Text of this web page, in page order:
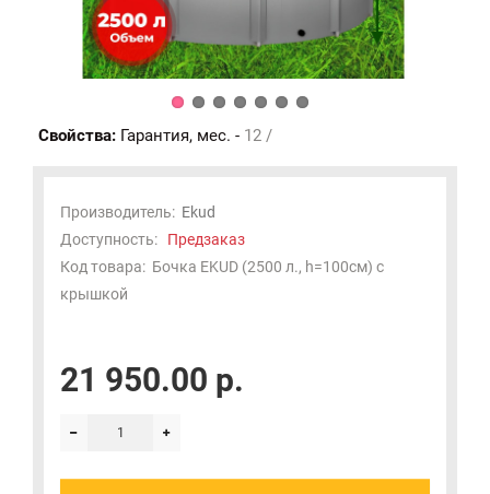
Свойства: Гарантия, мес. - 12 /
Производитель: Ekud
Доступность: Предзаказ
Код товара: Бочка EKUD (2500 л., h=100см) с
крышкой
21 950.00 р.